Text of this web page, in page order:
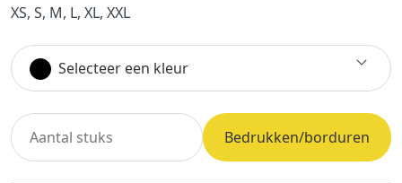
XS, S, M, L, XL, XXL
Selecteer een kleur
Bedrukken/borduren